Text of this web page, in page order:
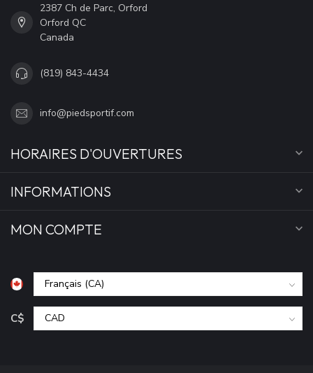
2387 Ch de Parc, Orford
Orford QC
Canada
(819) 843-4434
info@piedsportif.com
HORAIRES D'OUVERTURES
INFORMATIONS
MON COMPTE
C$